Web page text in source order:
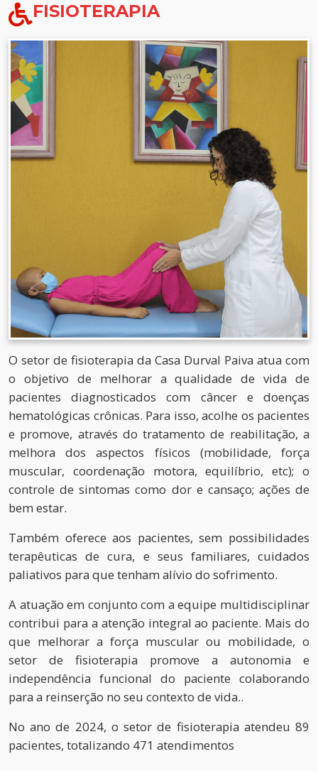
FISIOTERAPIA
O setor de fisioterapia da Casa Durval Paiva atua com
o objetivo de melhorar a qualidade de vida de
pacientes diagnosticados com câncer e doenças
hematológicas crônicas. Para isso, acolhe os pacientes
e promove, através do tratamento de reabilitação, a
melhora dos aspectos físicos (mobilidade, força
muscular, coordenação motora, equilíbrio, etc); o
controle de sintomas como dor e cansaço; ações de
bem estar.
Também oferece aos pacientes, sem possibilidades
terapêuticas de cura, e seus familiares, cuidados
paliativos para que tenham alívio do sofrimento.
A atuação em conjunto com a equipe multidisciplinar
contribui para a atenção integral ao paciente. Mais do
que melhorar a força muscular ou mobilidade, o
setor de fisioterapia promove a autonomia e
independência funcional do paciente colaborando
para a reinserção no seu contexto de vida..
No ano de 2024, o setor de fisioterapia atendeu 89
pacientes, totalizando 471 atendimentos